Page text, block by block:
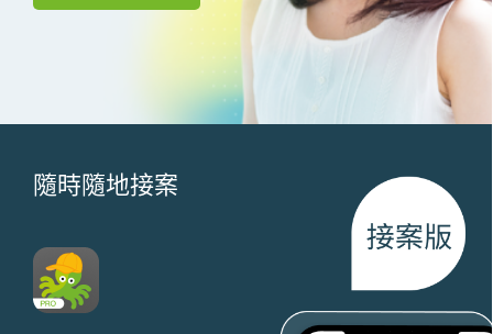
隨時隨地接案